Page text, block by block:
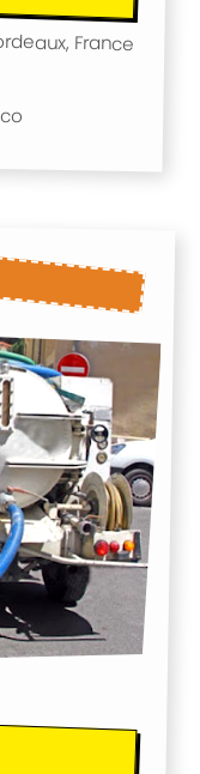
France